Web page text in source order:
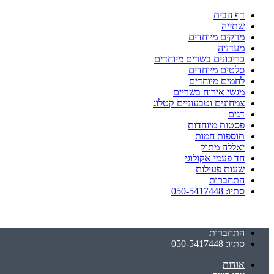
דף הבית
שתייה
מרקים מיוחדים
מעדניה
כריכונים בשרים מיוחדים
סלטים מיוחדים
לחמים מיוחדים
מגשי אירוח בשריים
צמחונים וטבעוניים קטלוג
דגים
פסטות מיוחדות
תוספות חמות
יאללה מתוק
חד פעמי אקולוגי
שעות פעילות
התחברות
סתיו: 050-5417448
התחברות
סתיו: 050-5417448
אודות